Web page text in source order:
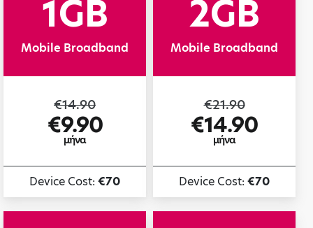
1GB
Mobile Broadband
€14.90
€9.90
μήνα
Device Cost: €70
2GB
Mobile Broadband
€21.90
€14.90
μήνα
Device Cost: €70